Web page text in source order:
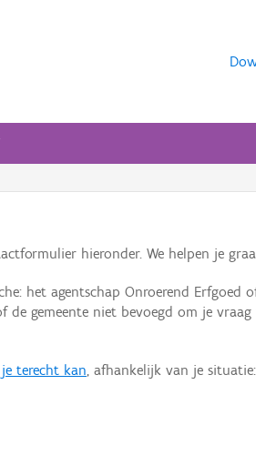
hieronder. We helpen je
het agentschap Onroerend Erfgoed
gemeente niet bevoegd om je
terecht kan, afhankelijk van je